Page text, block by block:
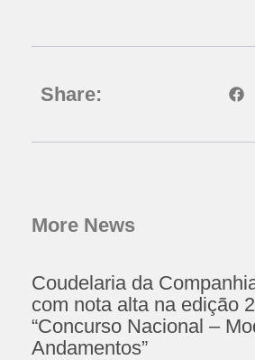
Share:
More News
Coudelaria da
com nota alta na edição
“Concurso Nacional –
Andamentos”